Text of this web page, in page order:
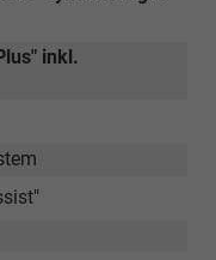
inkl.